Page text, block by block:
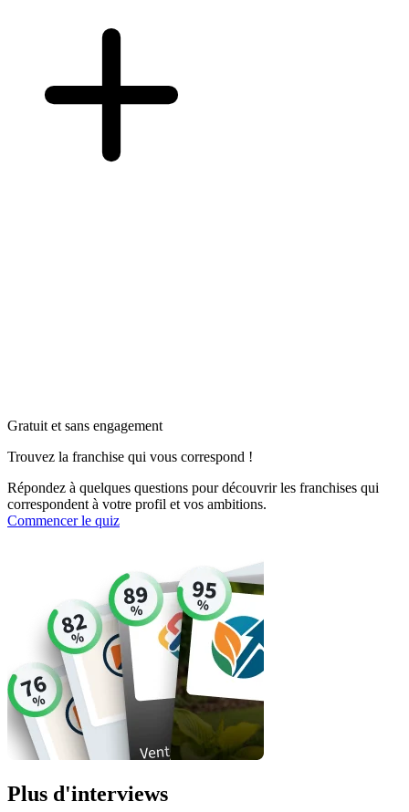
Gratuit et sans engagement
Trouvez la franchise qui vous correspond !
Répondez à quelques questions pour découvrir les franchises qui
correspondent à votre profil et vos ambitions.
Commencer le quiz
Plus d'interviews